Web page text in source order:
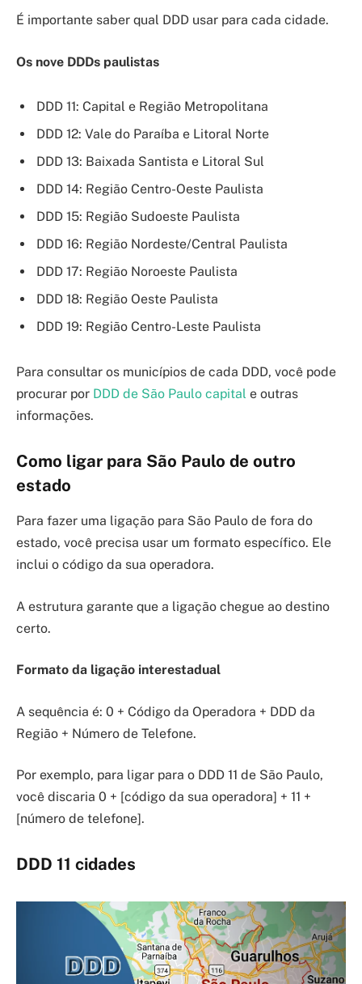
É importante saber qual DDD usar para cada cidade.
Os nove DDDs paulistas
DDD 11: Capital e Região Metropolitana
DDD 12: Vale do Paraíba e Litoral Norte
DDD 13: Baixada Santista e Litoral Sul
DDD 14: Região Centro-Oeste Paulista
DDD 15: Região Sudoeste Paulista
DDD 16: Região Nordeste/Central Paulista
DDD 17: Região Noroeste Paulista
DDD 18: Região Oeste Paulista
DDD 19: Região Centro-Leste Paulista
Para consultar os municípios de cada DDD, você pode
procurar por DDD de São Paulo capital e outras
informações.
Como ligar para São Paulo de outro
estado
Para fazer uma ligação para São Paulo de fora do
estado, você precisa usar um formato específico. Ele
inclui o código da sua operadora.
A estrutura garante que a ligação chegue ao destino
certo.
Formato da ligação interestadual
A sequência é: 0 + Código da Operadora + DDD da
Região + Número de Telefone.
Por exemplo, para ligar para o DDD 11 de São Paulo,
você discaria 0 + [código da sua operadora] + 11 +
[número de telefone].
DDD 11 cidades